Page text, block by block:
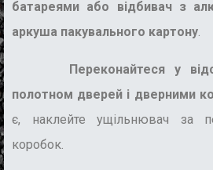
батареями або відбивач з
аркуша пакувального картону.
Переконайтеся у
полотном дверей і дверними
є, наклейте ущільнювач за
коробок.